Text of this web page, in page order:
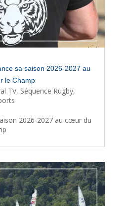
sa saison 2026-2027 au
le Champ
TV, Séquence Rugby,
2026-2027 au cœur du